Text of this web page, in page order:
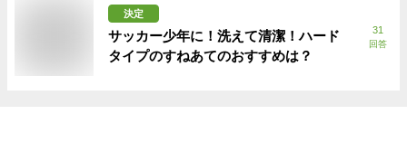
決定
サッカー少年に！洗えて清潔！ハード
タイプのすねあてのおすすめは？
31
回答